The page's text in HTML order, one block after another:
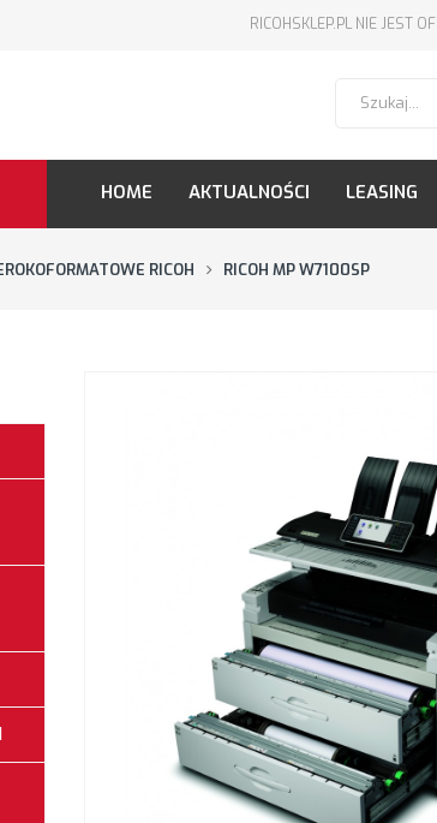
RICOHSKLEP.PL NIE JEST
HOME AKTUALNOŚCI LEASING
RICOH RICOH MP W7100SP